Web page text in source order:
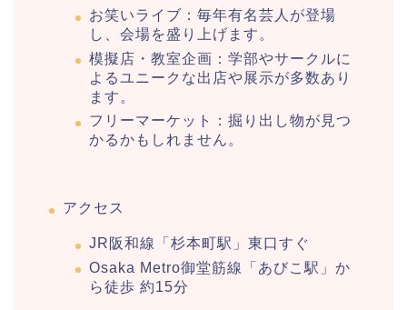
お笑いライブ：毎年有名芸人が登場
し、会場を盛り上げます。
模擬店・教室企画：学部やサークルに
よるユニークな出店や展示が多数あり
ます。
フリーマーケット：掘り出し物が見つ
かるかもしれません。
アクセス
JR阪和線「杉本町駅」東口すぐ
Osaka Metro御堂筋線「あびこ駅」か
ら徒歩 約15分